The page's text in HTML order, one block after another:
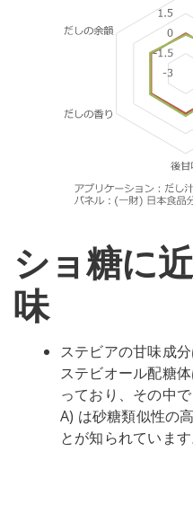
ショ糖に
味
ステビアの甘味成
ステビオール配糖
っており、その中
A) は砂糖類似性の
とが知られています